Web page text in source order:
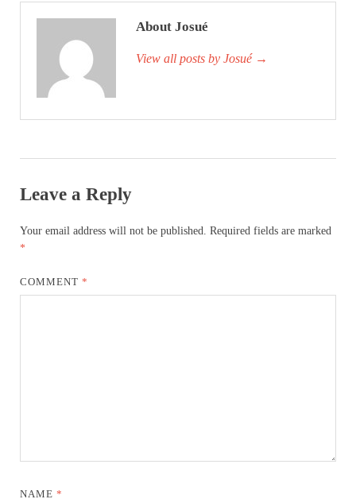
About Josué
View all posts by Josué →
Leave a Reply
Your email address will not be published. Required fields are marked
*
COMMENT*
NAME*